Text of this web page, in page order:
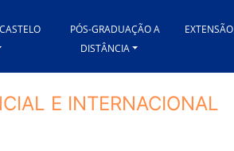
PÓS-GRADUAÇÃO A
DISTÂNCIA
EXTENSÃO
E INTERNACIONAL